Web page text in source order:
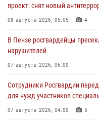
проект: снят новый
08 августа 2026, 05:05 4
В Пензе росгвардейцы
нарушителей
07 августа 2026, 06:00
Сотрудники Росгвардии
для нужд участников
07 августа 2026, 04:00 5